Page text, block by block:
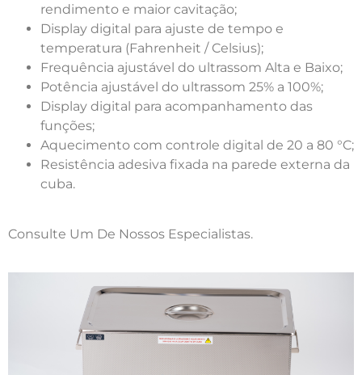
rendimento e maior cavitação;
Display digital para ajuste de tempo e
temperatura (Fahrenheit / Celsius);
Frequência ajustável do ultrassom Alta e Baixo;
Potência ajustável do ultrassom 25% a 100%;
Display digital para acompanhamento das
funções;
Aquecimento com controle digital de 20 a 80 °C;
Resistência adesiva fixada na parede externa da
cuba.
Consulte Um De Nossos Especialistas.